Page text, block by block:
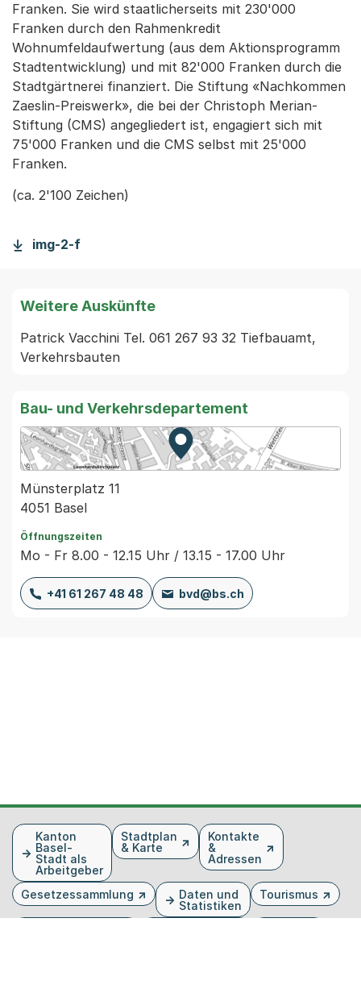
Franken. Sie wird staatlicherseits mit 230'000
Franken durch den Rahmenkredit
Wohnumfeldaufwertung (aus dem Aktionsprogramm
Stadtentwicklung) und mit 82'000 Franken durch die
Stadtgärtnerei finanziert. Die Stiftung «Nachkommen
Zaeslin-Preiswerk», die bei der Christoph Merian-
Stiftung (CMS) angegliedert ist, engagiert sich mit
75'000 Franken und die CMS selbst mit 25'000
Franken.
(ca. 2'100 Zeichen)
img-2-f
Weitere Auskünfte
Patrick Vacchini Tel. 061 267 93 32 Tiefbauamt,
Verkehrsbauten
Bau- und Verkehrsdepartement
Zur Karte von MapBS.
Externer Link, wird in einem
Münsterplatz 11
4051 Basel
Öffnungszeiten
Mo - Fr 8.00 - 12.15 Uhr / 13.15 - 17.00 Uhr
+41 61 267 48 48 bvd@bs.ch
FusszeileKanton
Basel-
Stadt als
Arbeitgeber
Stadtplan
& Karte
Kontakte
&
Adressen
Gesetzessammlung
Daten und
Statistiken
Tourismus